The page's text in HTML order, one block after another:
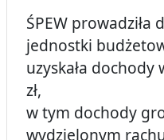
ŚPEW prowadziła
jednostki
uzyskała dochody
zł,
w tym dochody
wydzielonym